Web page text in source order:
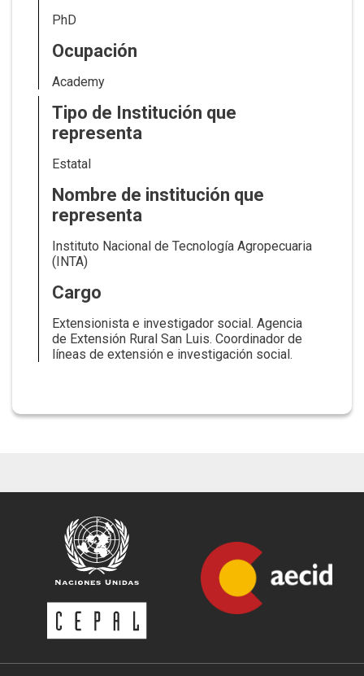
PhD
Ocupación
Academy
Tipo de Institución que
representa
Estatal
Nombre de institución que
representa
Instituto Nacional de Tecnología Agropecuaria
(INTA)
Cargo
Extensionista e investigador social. Agencia
de Extensión Rural San Luis. Coordinador de
líneas de extensión e investigación social.